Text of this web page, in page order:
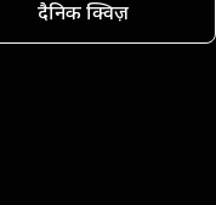
दैनिक क्विज़